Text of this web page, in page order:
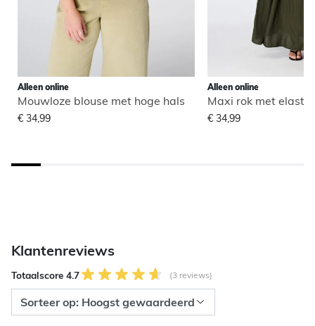
Alleen online
Mouwloze blouse met hoge hals
€ 34,99
Alleen online
Maxi rok met
€ 34,99
Klantenreviews
Totaalscore 4.7 (3 reviews)